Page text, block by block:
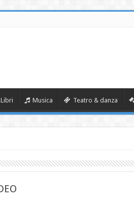
Libri Musica Teatro & danza